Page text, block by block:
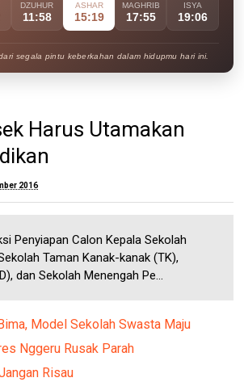
DZUHUR
11:58
ASHAR
15:19
MAGHRIB
17:55
ISYA
19:06
segala pintu keberkahan dalam hidupmu hari ini.
Harus Utamakan
2016
Penyiapan Calon Kepala Sekolah
Taman Kanak-kanak (TK),
dan Sekolah Menengah Pe...
Model Sekolah Swasta Maju
Nggeru Rusak Parah
Risau